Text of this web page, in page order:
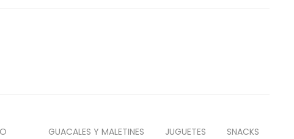
GUACALES Y MALETINES JUGUETES SNACKS